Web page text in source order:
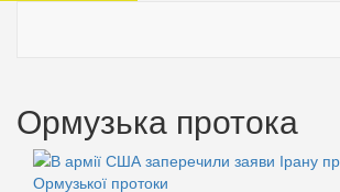
Ормузька протока